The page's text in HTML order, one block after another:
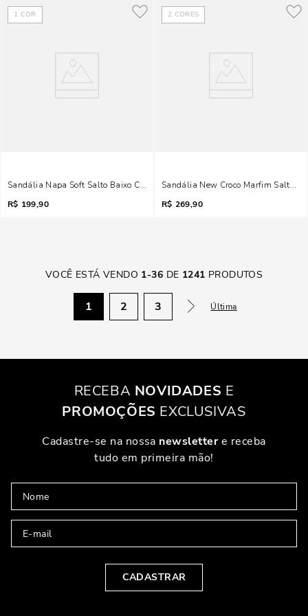
1 COR
Sandália Napa Soft Salto Baixo Caramelo Bico Fino
R$ 199,90
2 CORES
Sandália New Croco Marfim Salto
R$ 269,90
VOCÊ ESTÁ VENDO 1-36 DE 1241 PRODUTOS
1 2 3 Última
RECEBA NOVIDADES E
PROMOÇÕES EXCLUSIVAS
Cadastre-se na nossa newslettere receba
tudo em primeira mão!
CADASTRAR